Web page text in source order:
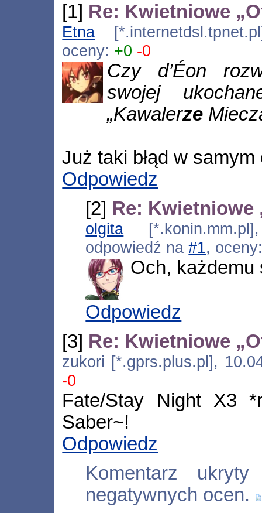
[1] Re: Kwietniowe
Etna
oceny: +0 -0
Czy d’Éon
swojej
„Kawalerze
Już taki błąd w
Odpowiedz
[2] Re: Kwietniowe
olgita
odpowiedź na#1,
Och, każdemu
Odpowiedz
[3] Re: Kwietniowe
zukori [*.gprs.plus.pl],
-0
Fate/Stay Night X3
Saber~!
Odpowiedz
Komentarz
negatywnych ocen.